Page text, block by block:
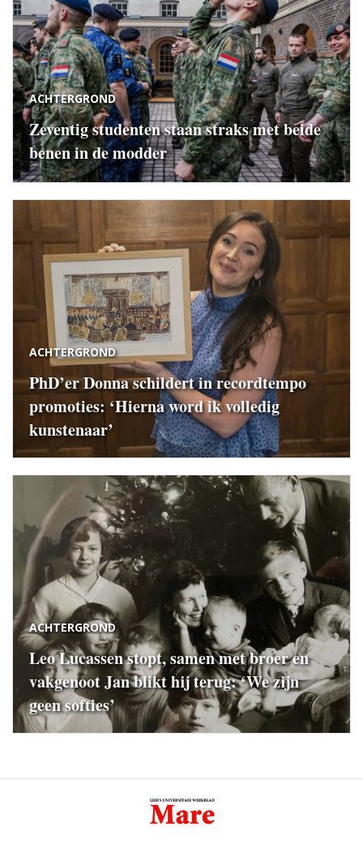
ACHTERGROND
Zeventig studenten staan straks met beide
benen in de modder
ACHTERGROND
PhD’er Donna schildert in recordtempo
promoties: ‘Hierna word ik volledig
kunstenaar’
ACHTERGROND
Leo Lucassen stopt, samen met broer en
vakgenoot Jan blikt hij terug: ‘We zijn
geen softies’